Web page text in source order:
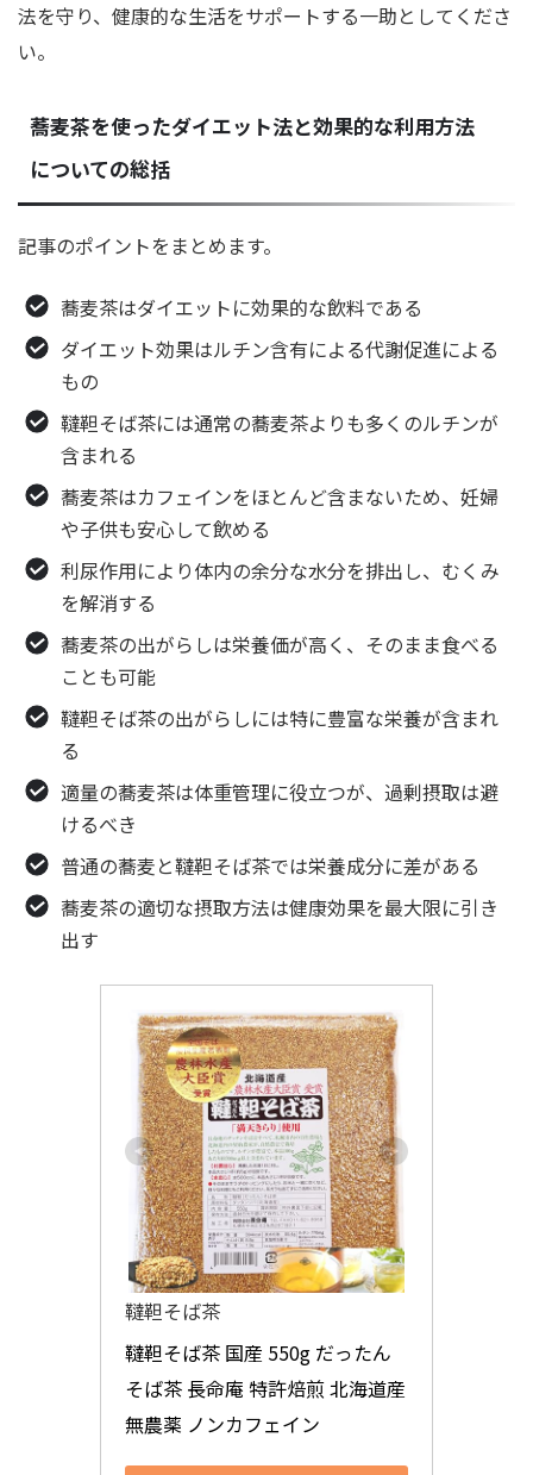
法を守り、健康的な生活をサポートする一助としてくださ
い。
蕎麦茶を使ったダイエット法と効果的な利用方法
についての総括
記事のポイントをまとめます。
蕎麦茶はダイエットに効果的な飲料である
ダイエット効果はルチン含有による代謝促進による
もの
韃靼そば茶には通常の蕎麦茶よりも多くのルチンが
含まれる
蕎麦茶はカフェインをほとんど含まないため、妊婦
や子供も安心して飲める
利尿作用により体内の余分な水分を排出し、むくみ
を解消する
蕎麦茶の出がらしは栄養価が高く、そのまま食べる
ことも可能
韃靼そば茶の出がらしには特に豊富な栄養が含まれ
る
適量の蕎麦茶は体重管理に役立つが、過剰摂取は避
けるべき
普通の蕎麦と韃靼そば茶では栄養成分に差がある
蕎麦茶の適切な摂取方法は健康効果を最大限に引き
出す
韃靼そば茶
韃靼そば茶 国産 550g だったん
そば茶 長命庵 特許焙煎 北海道産
無農薬 ノンカフェイン